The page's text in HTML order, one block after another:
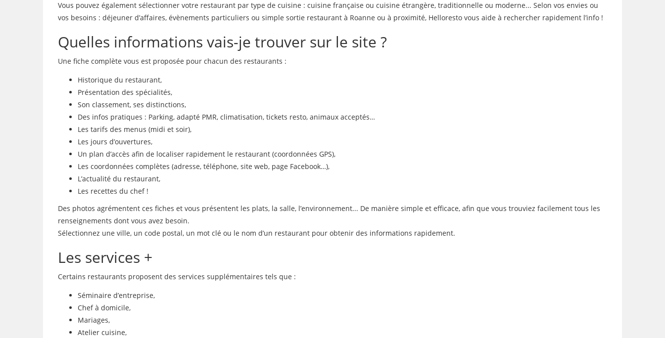
Vous pouvez également sélectionner votre restaurant par type de cuisine : cuisine française ou cuisine étrangère, traditionnelle ou moderne... Selon vos envies ou
vos besoins : déjeuner d’affaires, évènements particuliers ou simple sortie restaurant à Roanne ou à proximité, Helloresto vous aide à rechercher rapidement l’info !
Quelles informations vais-je trouver sur le site ?
Une fiche complète vous est proposée pour chacun des restaurants :
Historique du restaurant,
Présentation des spécialités,
Son classement, ses distinctions,
Des infos pratiques : Parking, adapté PMR, climatisation, tickets resto, animaux acceptés…
Les tarifs des menus (midi et soir),
Les jours d’ouvertures,
Un plan d’accès afin de localiser rapidement le restaurant (coordonnées GPS),
Les coordonnées complètes (adresse, téléphone, site web, page Facebook…),
L’actualité du restaurant,
Les recettes du chef !
Des photos agrémentent ces fiches et vous présentent les plats, la salle, l’environnement... De manière simple et efficace, afin que vous trouviez facilement tous les
renseignements dont vous avez besoin.
Sélectionnez une ville, un code postal, un mot clé ou le nom d’un restaurant pour obtenir des informations rapidement.
Les services +
Certains restaurants proposent des services supplémentaires tels que :
Séminaire d’entreprise,
Chef à domicile,
Mariages,
Atelier cuisine,